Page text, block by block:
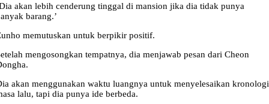
akan lebih cenderung tinggal di mansion jika dia tidak punya
barang.’
memutuskan untuk berpikir positif.
mengosongkan tempatnya, dia menjawab pesan dari Cheon
akan menggunakan waktu luangnya untuk menyelesaikan kronologi
lalu, tapi dia punya ide berbeda.